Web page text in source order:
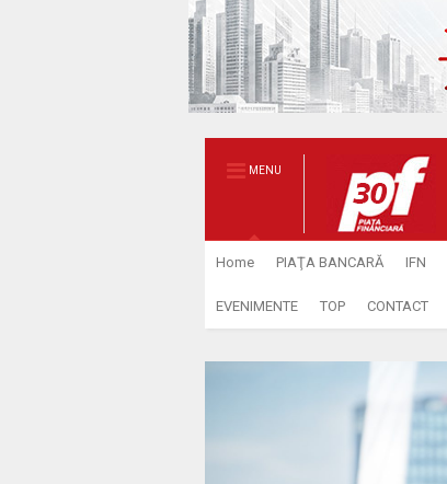
MENU
Home PIAŢA BANCARĂ IFN
EVENIMENTE TOP CONTACT